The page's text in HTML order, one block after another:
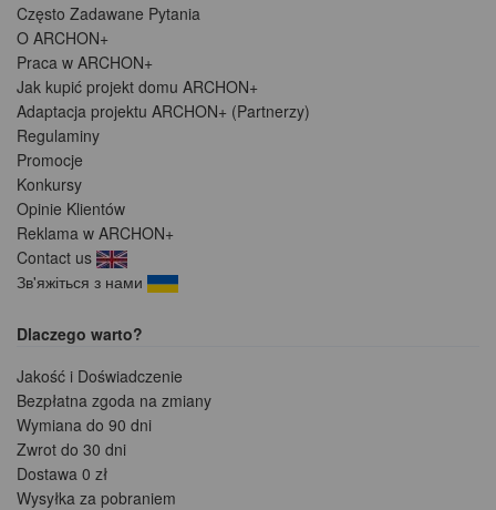
Często Zadawane Pytania
O ARCHON+
Praca w ARCHON+
Jak kupić projekt domu ARCHON+
Adaptacja projektu ARCHON+ (Partnerzy)
Regulaminy
Promocje
Konkursy
Opinie Klientów
Reklama w ARCHON+
Contact us
Зв'яжіться з нами
Dlaczego warto?
Jakość i Doświadczenie
Bezpłatna zgoda na zmiany
Wymiana do 90 dni
Zwrot do 30 dni
Dostawa 0 zł
Wysyłka za pobraniem